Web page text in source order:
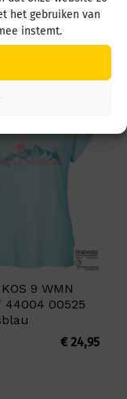
het gebruiken van
instemt.
9 WMN
44004 00525
€24,95